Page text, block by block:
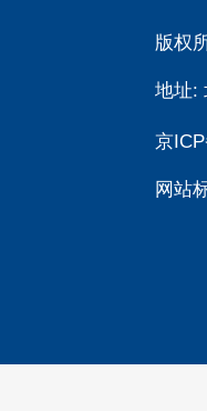
版权
地址:
京
网站